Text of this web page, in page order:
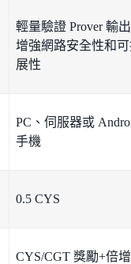
輕量驗證 Prover 輸
增強網路安全性和
展性
PC、伺服器或
手機
0.5 CYS
CYS/CGT 獎勵+倍